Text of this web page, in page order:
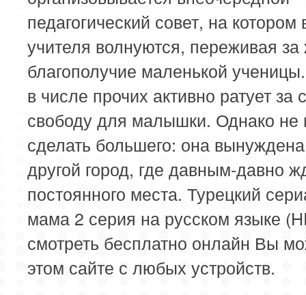
педагогический совет, на котором
учителя волнуются, переживая за
благополучие маленькой
в числе прочих активно ратует за
свободу для малышки. Однако не
сделать большего: она
другой город, где давным-давно
постоянного места. Турецкий
мама 2 серия на русском языке
смотреть бесплатно онлайн Вы
этом сайте с любых устройств.